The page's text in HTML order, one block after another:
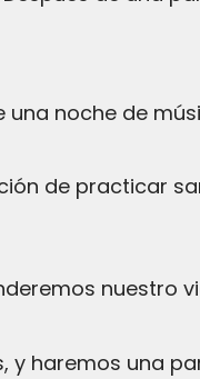
noche de
de practicar
nuestro
y haremos una